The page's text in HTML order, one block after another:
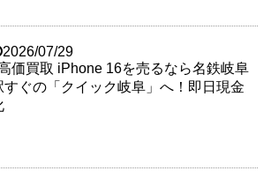
2026/07/29
価買取 iPhone 16を売るなら名鉄岐阜
すぐの「クイック岐阜」へ！即日現金